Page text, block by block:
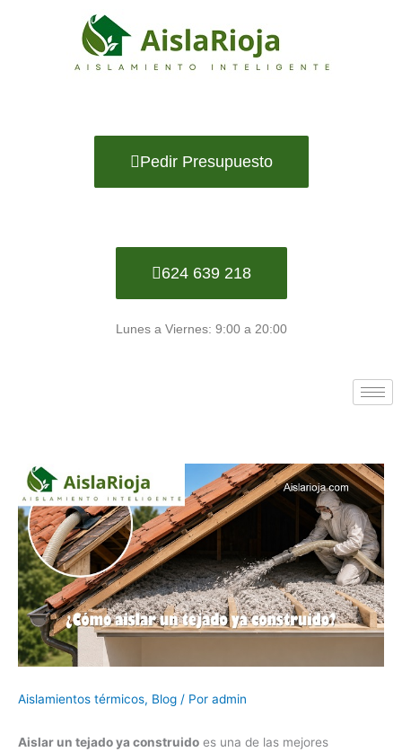
Pedir Presupuesto
624 639 218
Lunes a Viernes: 9:00 a 20:00
Aislamientos térmicos, Blog / Por admin
Aislar un tejado ya construido es una de las mejores